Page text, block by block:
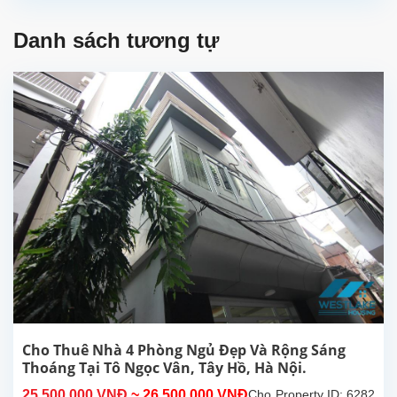
Danh sách tương tự
Cho Thuê Nhà 4 Phòng Ngủ Đẹp Và Rộng Sáng
Thoáng Tại Tô Ngọc Vân, Tây Hồ, Hà Nội.
Property ID: 6282
Cho